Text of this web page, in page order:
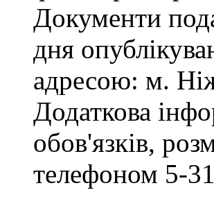
Документи
дня
адресою: м.
Додаткова
обов'язків,
телефоном 5-